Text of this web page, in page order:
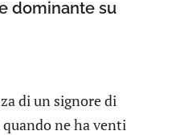
dominante su
di un signore di
ne ha venti